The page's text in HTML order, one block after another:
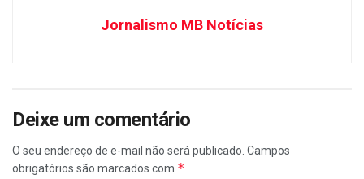
Jornalismo MB Notícias
Deixe um comentário
O seu endereço de e-mail não será publicado. Campos
obrigatórios são marcados com *